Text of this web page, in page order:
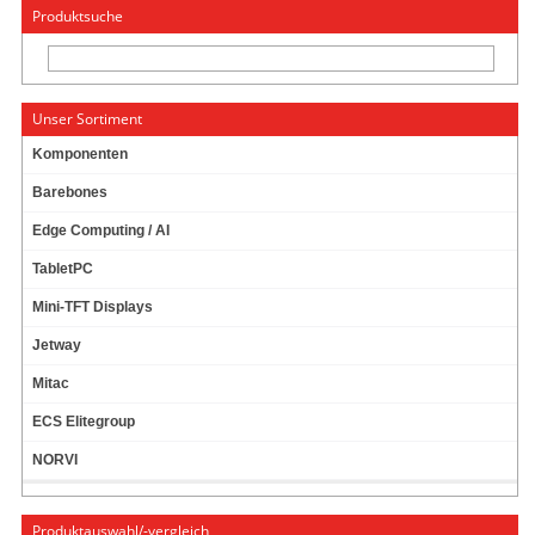
« Wechseln zu: CarTFT.com
Produktsuche
Unser Sortiment
Komponenten
Barebones
Edge Computing / AI
TabletPC
Mini-TFT Displays
Jetway
Mitac
ECS Elitegroup
NORVI
Produktauswahl/-vergleich
WIRELESS LAN / BLUETOOTH MINI-PCI
EXPRESS [QCOM COMBO ZQ802XRACB] -- MIT
PIGTAILS/ANTENNEN --